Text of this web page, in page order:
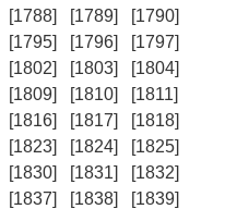
[1788] [1789]
[1790]
[1795] [1796]
[1797]
[1802] [1803]
[1804]
[1809] [1810]
[1811]
[1816] [1817]
[1818]
[1823] [1824]
[1825]
[1830] [1831]
[1832]
[1837] [1838]
[1839]